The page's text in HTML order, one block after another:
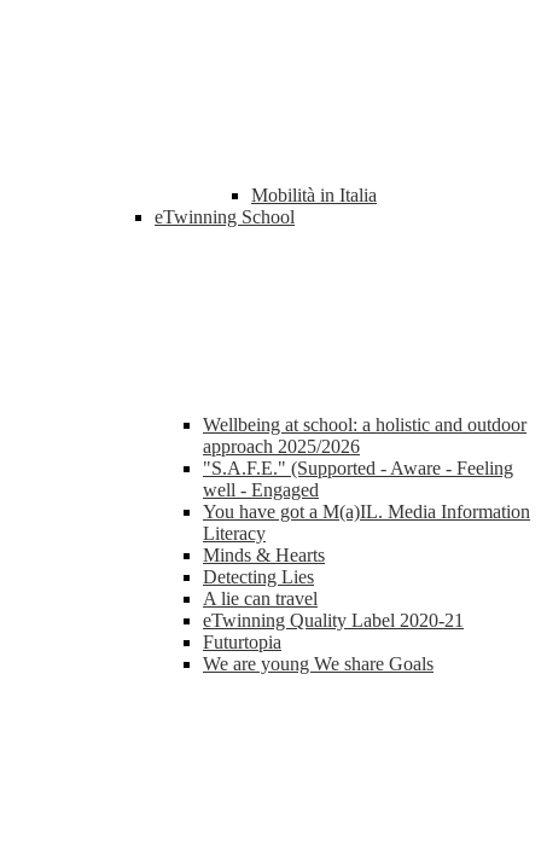
Mobilità in Italia
eTwinning School
Wellbeing at school: a holistic and outdoor
approach 2025/2026
"S.A.F.E." (Supported - Aware - Feeling
well - Engaged
You have got a M(a)IL. Media Information
Literacy
Minds & Hearts
Detecting Lies
A lie can travel
eTwinning Quality Label 2020-21
Futurtopia
We are young We share Goals